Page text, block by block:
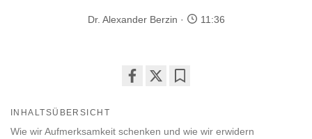
Dr. Alexander Berzin 11:36
facebook
INHALTSÜBERSICHT
Wie wir Aufmerksamkeit schenken und wie wir erwidern